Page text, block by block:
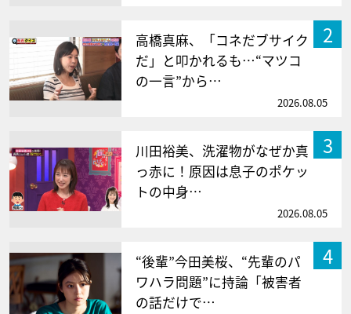
2
高橋真麻、「コネだブサイク
だ」と叩かれるも…“マツコ
の一言”から…
2026.08.05
3
川田裕美、洗濯物がなぜか真
っ赤に！原因は息子のポケッ
トの中身…
2026.08.05
4
“後輩”今田美桜、“先輩のパ
ワハラ問題”に持論「被害者
の話だけで…